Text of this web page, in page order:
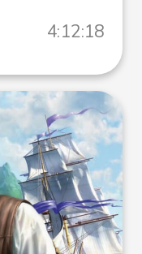
4:12:18